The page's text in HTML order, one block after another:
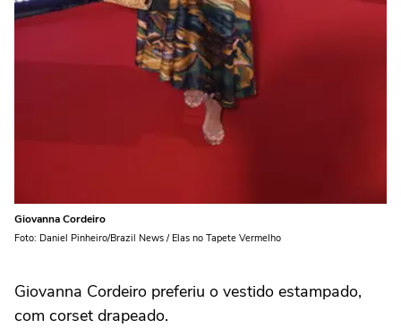
Giovanna Cordeiro
Foto: Daniel Pinheiro/Brazil News / Elas no Tapete Vermelho
Giovanna Cordeiro preferiu o vestido estampado,
com corset drapeado.